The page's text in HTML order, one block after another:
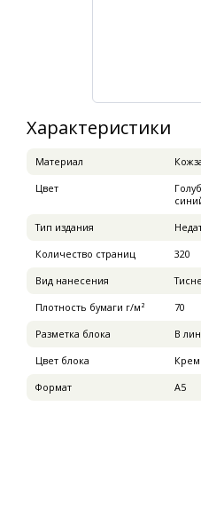
Характеристики
Материал
Цвет
Тип издания
Количество страниц
320
Вид нанесения
Плотность бумаги г/м²
70
Разметка блока
В
Цвет блока
Формат
А5